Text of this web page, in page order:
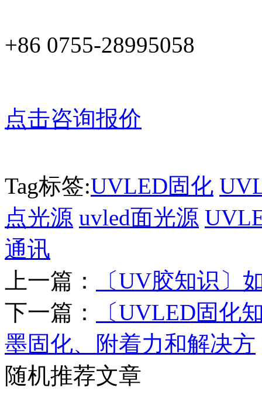
+86 0755-28995058
点击咨询报价
Tag标签:UVLED固化
点光源 uvled面光源
通讯
上一篇：
〔UV胶知识〕
下一篇：
〔UVLED固化
墨固化、附着力和解决方
随机推荐文章